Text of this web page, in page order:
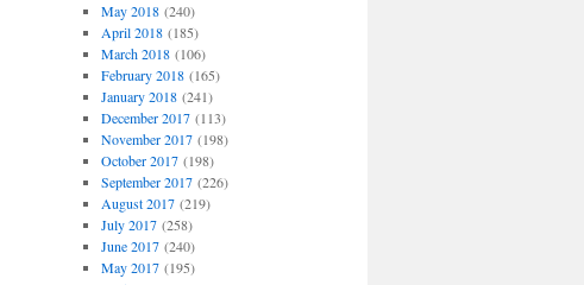
May 2018(240)
April 2018(185)
March 2018(106)
February 2018(165)
January 2018(241)
December 2017(113)
November 2017(198)
October 2017(198)
September 2017(226)
August 2017(219)
July 2017(258)
June 2017(240)
May 2017(195)